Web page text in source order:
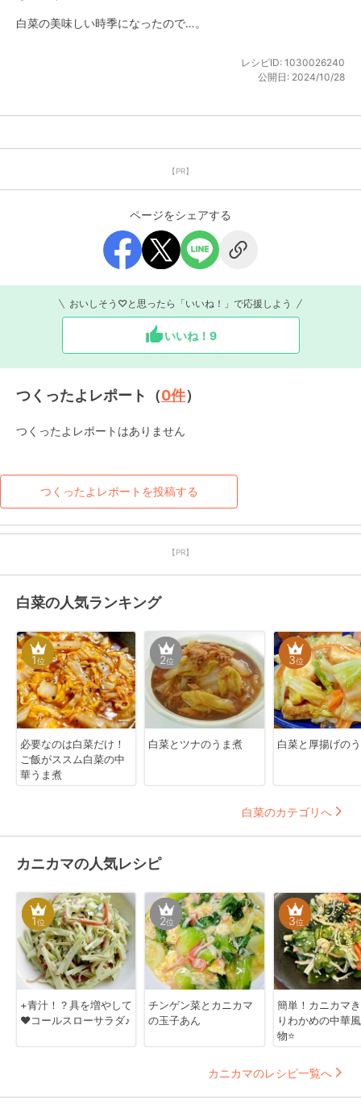
白菜の美味しい時季になったので…。
レシピID: 1030026240
公開日: 2024/10/28
【PR】
ページをシェアする
おいしそう♡と思ったら「いいね！」で応援しよう
いいね！ 9
つくったよレポート（0件）
つくったよレポートはありません
つくったよレポートを投稿する
【PR】
白菜の人気ランキング
1位
必要なのは白菜だけ！
ご飯がススム白菜の中
華うま煮
2位
白菜とツナのうま煮
3位
白菜と厚揚げの
白菜のカテゴリへ
カニカマの人気レシピ
1位
+青汁！？具を増やして
❤コールスローサラダ♪
2位
チンゲン菜とカニカマ
の玉子あん
3位
簡単！カニカマ
りわかめの中華
物⭐
カニカマのレシピ一覧へ